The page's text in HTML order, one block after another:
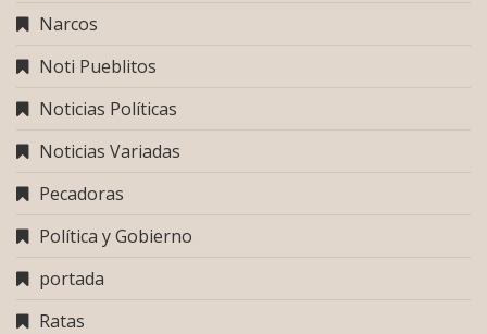
Narcos
Noti Pueblitos
Noticias Políticas
Noticias Variadas
Pecadoras
Política y Gobierno
portada
Ratas